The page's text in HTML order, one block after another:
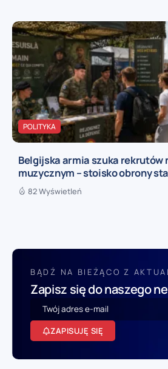
POLITYKA
Belgijska armia szuka rekrutów
muzycznym – stoisko obrony
82 Wyświetleń
BĄDŹ NA BIEŻĄCO Z
Zapisz się do naszego
ZAPISUJĘ SIĘ